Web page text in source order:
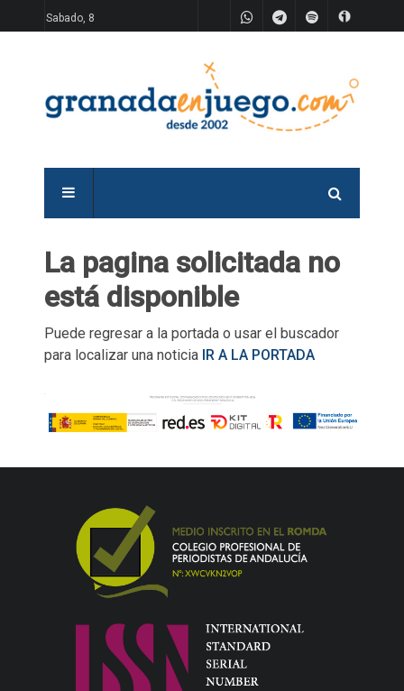
Sabado, 8
La pagina solicitada no
está disponible
Puede regresar a la portada o usar el buscador
para localizar una noticia IR A LA PORTADA